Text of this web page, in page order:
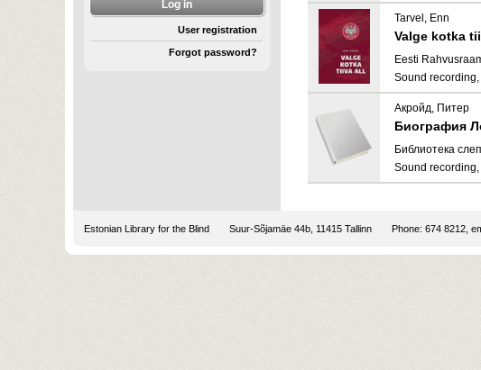
User registration
Forgot password?
Tarvel, Enn
Valge kotka
Eesti
Sound recording,
Акройд, Питер
Биография
Библиотека
Sound recording,
Estonian Library for the Blind Suur-Sõjamäe 44b, 11415 Tallinn Phone: 674 8212,